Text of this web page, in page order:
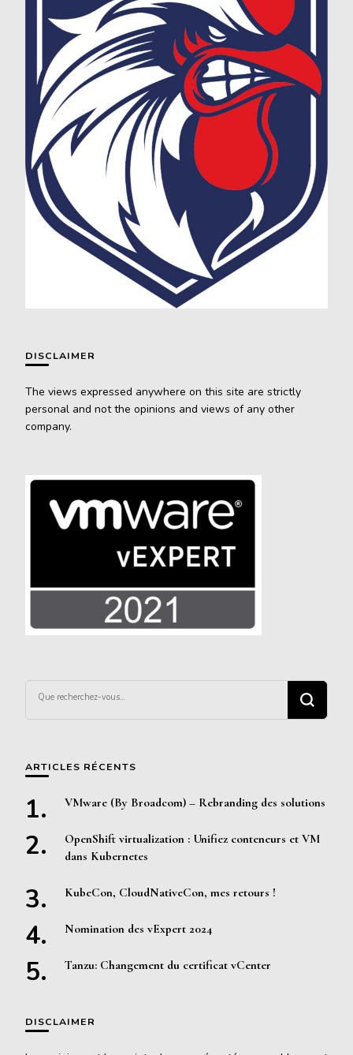
DISCLAIMER
The views expressed anywhere on this site are strictly
personal and not the opinions and views of any other
company.
recherchiez
quelque
ARTICLES RÉCENTS
VMware (By Broadcom) – Rebranding des solutions
OpenShift virtualization : Unifiez conteneurs et VM
dans Kubernetes
KubeCon, CloudNativeCon, mes retours !
Nomination des vExpert 2024
Tanzu: Changement du certificat vCenter
DISCLAIMER